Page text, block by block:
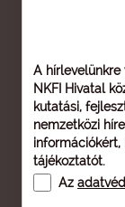
A hírlevelünkre
NKFI Hivatal
kutatási,
nemzetközi
információkért,
tájékoztatót.
Az